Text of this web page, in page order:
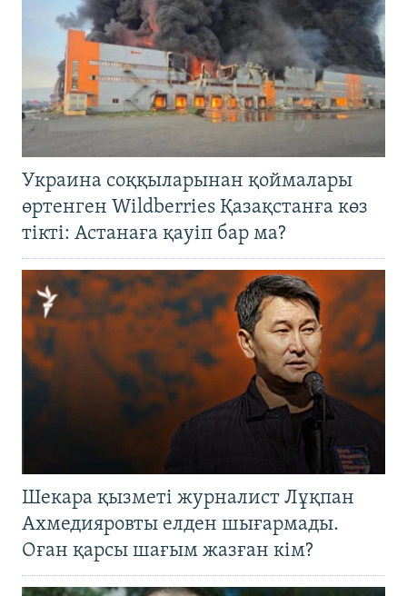
Украина соққыларынан қоймалары
өртенген Wildberries Қазақстанға көз
тікті: Астанаға қауіп бар ма?
Шекара қызметі журналист Лұқпан
Ахмедияровты елден шығармады.
Оған қарсы шағым жазған кім?